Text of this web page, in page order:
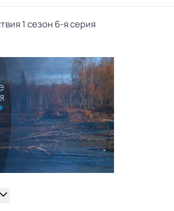
1 сезон 6-я серия